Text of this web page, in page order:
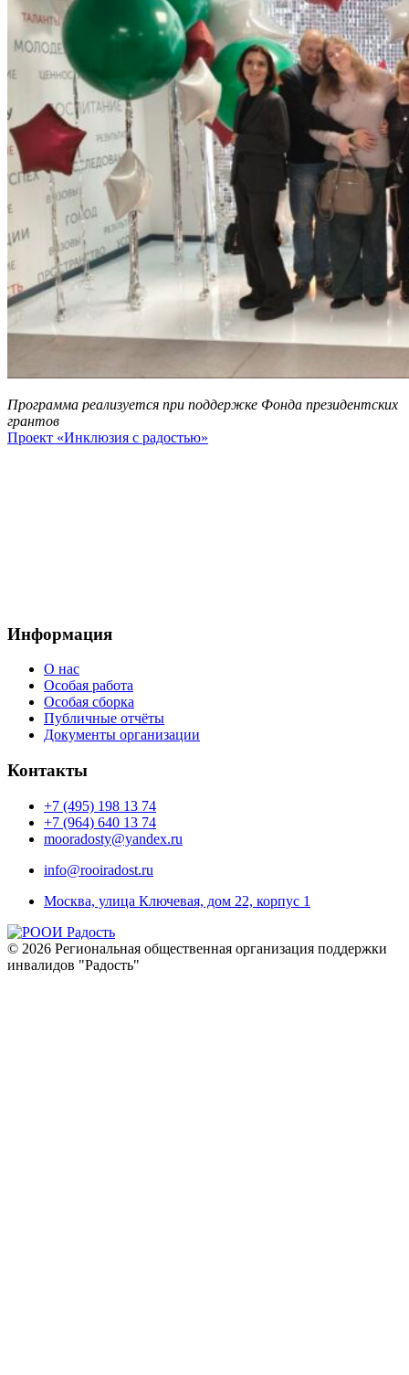
Программа реализуется при поддержке Фонда президентских
грантов
Проект «Инклюзия с радостью»
Информация
О нас
Особая работа
Особая сборка
Публичные отчёты
Документы организации
Контакты
+7 (495) 198 13 74
+7 (964) 640 13 74
mooradosty@yandex.ru
info@rooiradost.ru
Москва, улица Ключевая, дом 22, корпус 1
© 2026 Региональная общественная организация поддержки
инвалидов "Радость"